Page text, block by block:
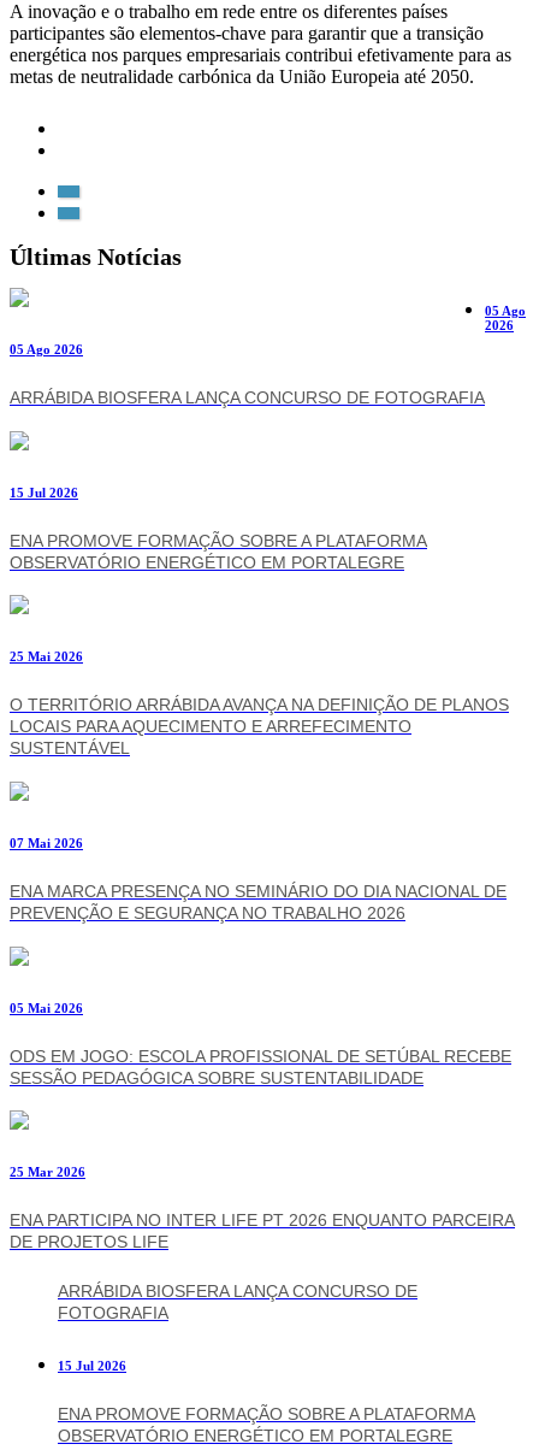
A inovação e o trabalho em rede entre os diferentes países
participantes são elementos-chave para garantir que a transição
energética nos parques empresariais contribui efetivamente para as
metas de neutralidade carbónica da União Europeia até 2050.
Últimas Notícias
05 Ago 2026
ARRÁBIDA BIOSFERA LANÇA CONCURSO DE FOTOGRAFIA
15 Jul 2026
ENA PROMOVE FORMAÇÃO SOBRE A PLATAFORMA
OBSERVATÓRIO ENERGÉTICO EM PORTALEGRE
25 Mai 2026
O TERRITÓRIO ARRÁBIDA AVANÇA NA DEFINIÇÃO DE PLANOS
LOCAIS PARA AQUECIMENTO E ARREFECIMENTO
SUSTENTÁVEL
07 Mai 2026
ENA MARCA PRESENÇA NO SEMINÁRIO DO DIA NACIONAL DE
PREVENÇÃO E SEGURANÇA NO TRABALHO 2026
05 Mai 2026
ODS EM JOGO: ESCOLA PROFISSIONAL DE SETÚBAL RECEBE
SESSÃO PEDAGÓGICA SOBRE SUSTENTABILIDADE
25 Mar 2026
ENA PARTICIPA NO INTER LIFE PT 2026 ENQUANTO PARCEIRA
DE PROJETOS LIFE
05 Ago
2026
ARRÁBIDA BIOSFERA LANÇA CONCURSO DE
FOTOGRAFIA
15 Jul 2026
ENA PROMOVE FORMAÇÃO SOBRE A PLATAFORMA
OBSERVATÓRIO ENERGÉTICO EM PORTALEGRE